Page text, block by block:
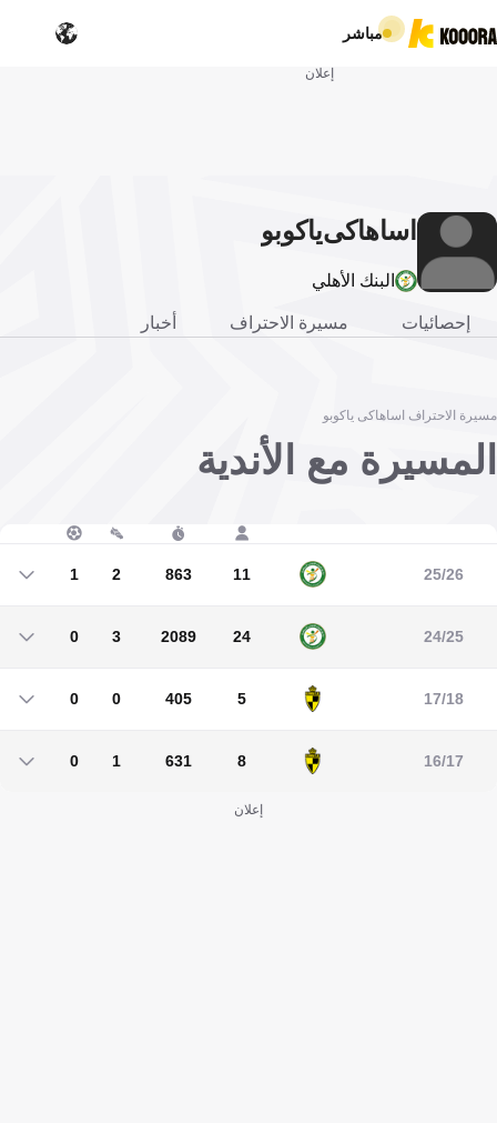
مباشر
إعلان
اساهاكىياكوبو
البنك الأهلي
إحصائيات مسيرة الاحتراف أخبار
مسيرة الاحتراف اساهاكى ياكوبو
المسيرة مع الأندية
25/26
11
863
2
1
24/25
24
2089
3
0
17/18
5
405
0
0
16/17
8
631
1
0
إعلان